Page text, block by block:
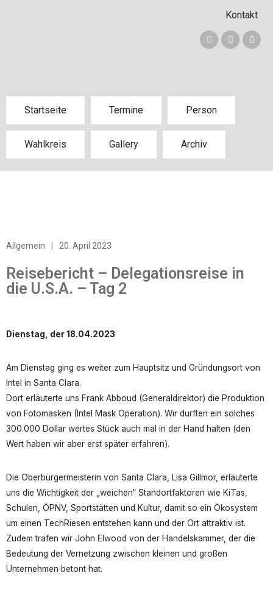
Kontakt
Startseite Termine Person
Wahlkreis Gallery Archiv
Allgemein 20. April 2023
Reisebericht – Delegationsreise in
die U.S.A. – Tag 2
Dienstag, der 18.04.2023
Am Dienstag ging es weiter zum Hauptsitz und Gründungsort von
Intel in Santa Clara.
Dort erläuterte uns Frank Abboud (Generaldirektor) die Produktion
von Fotomasken (Intel Mask Operation). Wir durften ein solches
300.000 Dollar wertes Stück auch mal in der Hand halten (den
Wert haben wir aber erst später erfahren).
Die Oberbürgermeisterin von Santa Clara, Lisa Gillmor, erläuterte
uns die Wichtigkeit der „weichen“ Standortfaktoren wie KiTas,
Schulen, ÖPNV, Sportstätten und Kultur, damit so ein Ökosystem
um einen TechRiesen entstehen kann und der Ort attraktiv ist.
Zudem trafen wir John Elwood von der Handelskammer, der die
Bedeutung der Vernetzung zwischen kleinen und großen
Unternehmen betont hat.